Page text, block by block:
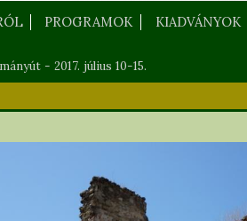
PROGRAMOK KIADVÁNYOK
- 2017. július 10-15.